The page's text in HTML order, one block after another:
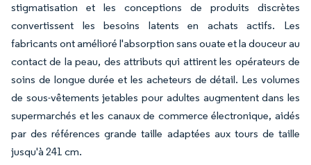
stigmatisation et les conceptions de produits discrètes
convertissent les besoins latents en achats actifs. Les
fabricants ont amélioré l'absorption sans ouate et la douceur au
contact de la peau, des attributs qui attirent les opérateurs de
soins de longue durée et les acheteurs de détail. Les volumes
de sous-vêtements jetables pour adultes augmentent dans les
supermarchés et les canaux de commerce électronique, aidés
par des références grande taille adaptées aux tours de taille
jusqu'à 241 cm.